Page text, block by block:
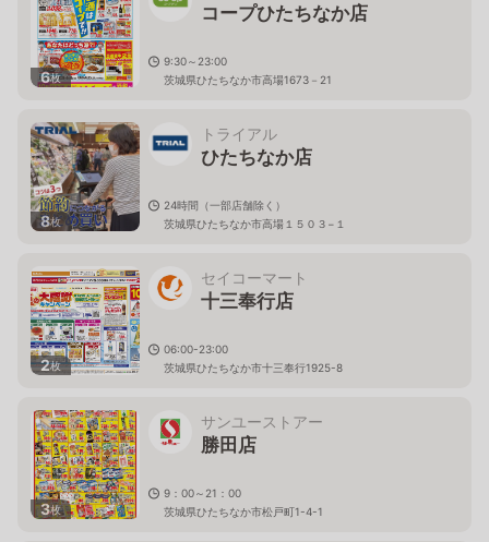
6枚
コープひたちなか店
9:30～23:00
茨城県ひたちなか市高場1673－21
8枚
トライアル
ひたちなか店
24時間（一部店舗除く）
茨城県ひたちなか市高場１５０３−１
2枚
セイコーマート
十三奉行店
06:00-23:00
茨城県ひたちなか市十三奉行1925-8
3枚
サンユーストアー
勝田店
9：00～21：00
茨城県ひたちなか市松戸町1-4-1